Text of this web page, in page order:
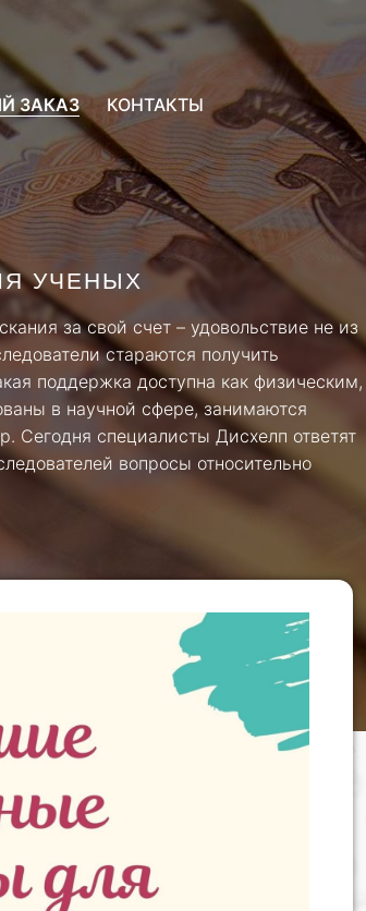
ЗАКАЗ КОНТАКТЫ
УЧЕНЫХ
за свой счет – удовольствие не из
стараются получить
поддержка доступна как физическим,
в научной сфере, занимаются
Сегодня специалисты Дисхелп ответят
вопросы относительно